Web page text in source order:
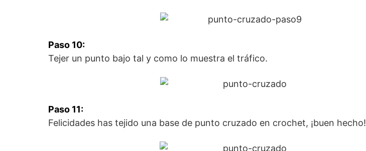
Paso 10:
Tejer un punto bajo tal y como lo muestra el tráfico.
Paso 11:
Felicidades has tejido una base de punto cruzado en crochet, ¡buen hecho!